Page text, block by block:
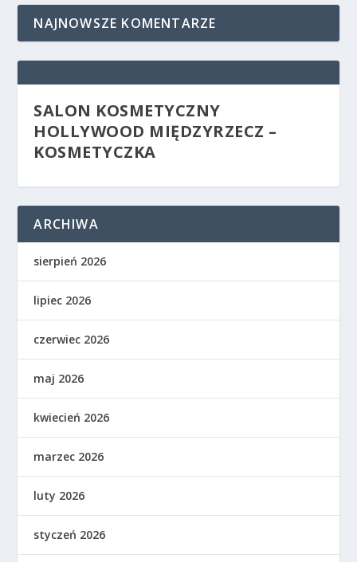
NAJNOWSZE KOMENTARZE
SALON KOSMETYCZNY
HOLLYWOOD MIĘDZYRZECZ –
KOSMETYCZKA
ARCHIWA
sierpień 2026
lipiec 2026
czerwiec 2026
maj 2026
kwiecień 2026
marzec 2026
luty 2026
styczeń 2026